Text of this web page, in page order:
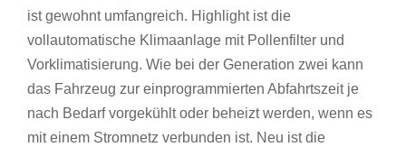
ist gewohnt umfangreich. Highlight ist die
vollautomatische Klimaanlage mit Pollenfilter und
Vorklimatisierung. Wie bei der Generation zwei kann
das Fahrzeug zur einprogrammierten Abfahrtszeit je
nach Bedarf vorgekühlt oder beheizt werden, wenn es
mit einem Stromnetz verbunden ist. Neu ist die